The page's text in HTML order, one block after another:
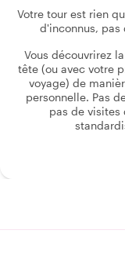
Votre tour est rien
d'inconnus, pas
Vous découvrirez
tête (ou avec votre
voyage) de
personnelle. Pas
pas de visites